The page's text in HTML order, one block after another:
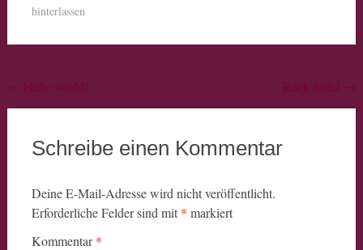
hinterlassen
Schreibe einen Kommentar
Deine E-Mail-Adresse wird nicht veröffentlicht.
Erforderliche Felder sind mit * markiert
Kommentar*